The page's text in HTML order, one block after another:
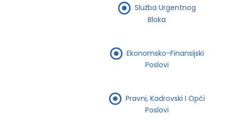
Služba Urgentnog
Bloka
Ekonomsko-Finansijski
Poslovi
Pravni, Kadrovski I Opći
Poslovi